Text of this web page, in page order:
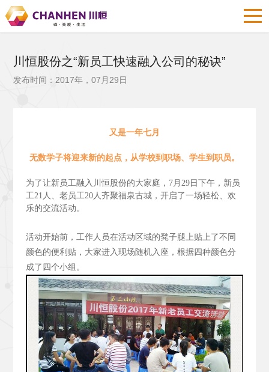
川恒股份之“新员工快速融入公司的秘诀”
发布时间：2017年，07月29日
又是一年七月
无数学子将迎来新的起点，从学校到职场、学生到职员。
为了让新员工融入川恒股份的大家庭，7月29日下午，新员
工21人、老员工20人齐聚福泉古城，开启了一场轻松、欢
乐的交流活动。
活动开始前，工作人员在活动区域的凳子腿上贴上了不同
颜色的便利贴，大家进入现场随机入座，根据四种颜色分
成了四个小组。